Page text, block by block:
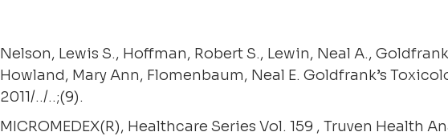
Nelson, Lewis S., Hoffman, Robert S., Lewin, Neal A.,
Howland, Mary Ann, Flomenbaum, Neal E. Goldfrank’s
2011/../..;(9).
MICROMEDEX(R), Healthcare Series Vol. 159 , Truven Health